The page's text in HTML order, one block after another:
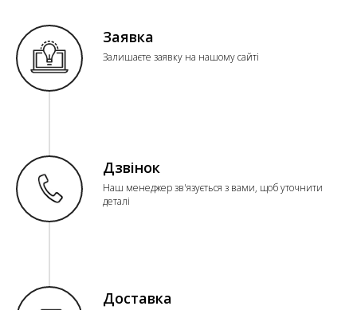
Заявка
Залишаєте заявку на нашому сайті
Дзвінок
Наш менеджер зв'язується з вами, щоб уточнити
деталі
Доставка